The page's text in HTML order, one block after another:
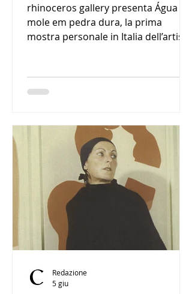
rhinoceros gallery presenta Água
mole em pedra dura, la prima
mostra personale in Italia dell’artista
progetto riunisce sculture
ceramiche, una fontana, disegni e
sulla trasformazione della materia, il
tempo e il rapporto tra natura e
intervento umano. La mostra sarà
visitabile dal 9 giugno al 13 agosto
Redazione
5 giu